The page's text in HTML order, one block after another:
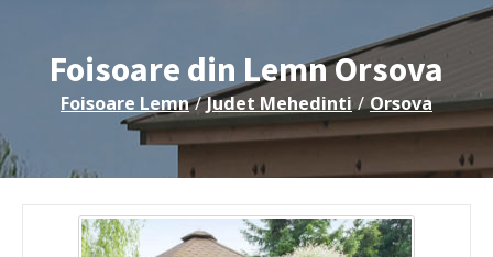
Foisoare din LemnOrsova
Foisoare Lemn / Judet Mehedinti / Orsova